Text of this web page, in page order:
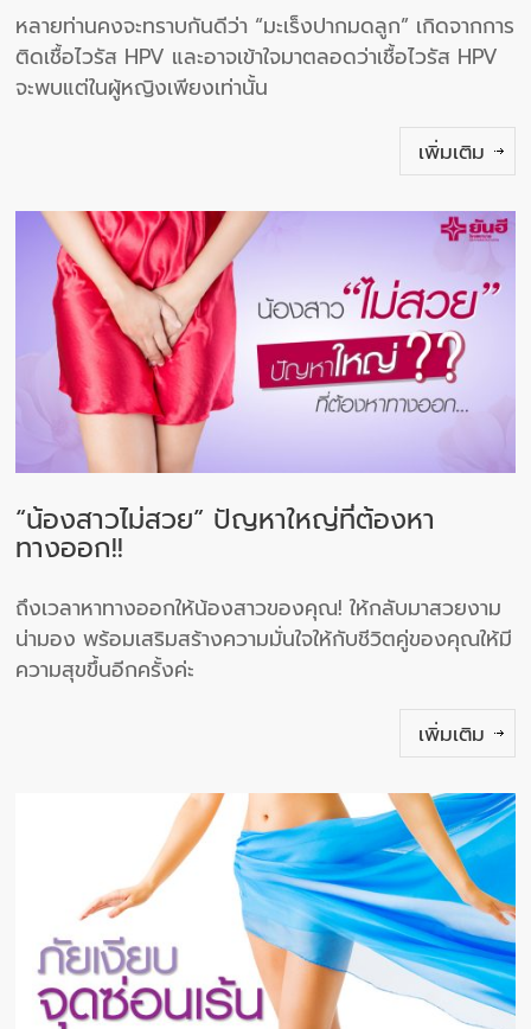
หลายท่านคงจะทราบกันดีว่า “มะเร็งปากมดลูก” เกิดจากการ
ติดเชื้อไวรัส HPV และอาจเข้าใจมาตลอดว่าเชื้อไวรัส HPV
จะพบแต่ในผู้หญิงเพียงเท่านั้น
เพิ่มเติม
“น้องสาวไม่สวย” ปัญหาใหญ่ที่ต้องหา
ทางออก!!
ถึงเวลาหาทางออกให้น้องสาวของคุณ! ให้กลับมาสวยงาม
น่ามอง พร้อมเสริมสร้างความมั่นใจให้กับชีวิตคู่ของคุณให้มี
ความสุขขึ้นอีกครั้งค่ะ
เพิ่มเติม